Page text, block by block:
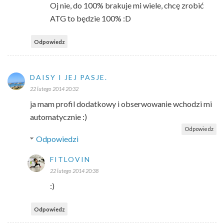
Oj nie, do 100% brakuje mi wiele, chcę zrobić
ATG to będzie 100% :D
Odpowiedz
DAISY I JEJ PASJE.
22 lutego 2014 20:32
ja mam profil dodatkowy i obserwowanie wchodzi mi
automatycznie :)
Odpowiedz
Odpowiedzi
FITLOVIN
22 lutego 2014 20:38
:)
Odpowiedz